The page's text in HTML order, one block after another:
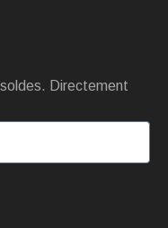
Directement